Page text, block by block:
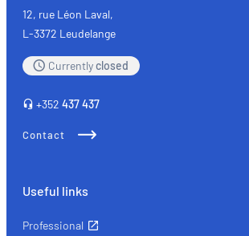
12, rue Léon Laval,
L-3372 Leudelange
Currentlyclosed
+352 437 437
Contact
Useful links
Professional